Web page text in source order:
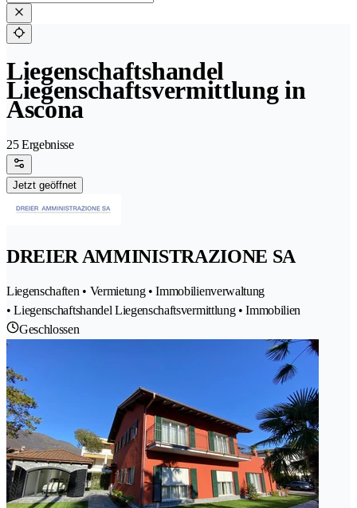
Liegenschaftshandel
Liegenschaftsvermittlung in
Ascona
25 Ergebnisse
Jetzt geöffnet
DREIER AMMINISTRAZIONE SA
Liegenschaften • Vermietung • Immobilienverwaltung
• Liegenschaftshandel Liegenschaftsvermittlung • Immobilien
Geschlossen